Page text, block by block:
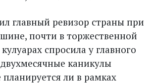
главный ревизор страны при
почти в торжественной
спросила у главного
каникулы
планируется ли в рамках